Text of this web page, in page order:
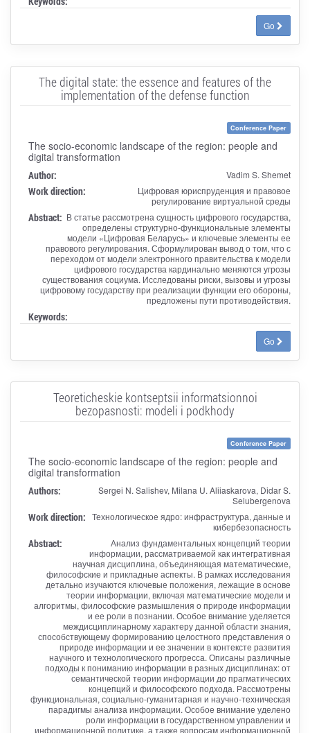
Go
The digital state: the essence and features of the
implementation of the defense function
Conference Paper
The socio-economic landscape of the region: people and
digital transformation
Author: Vadim S. Shemet
Work direction:
Цифровая юриспруденция и правовое
регулирование виртуальной среды
Abstract: В статье рассмотрена сущность цифрового государства,
определены структурно-функциональные элементы
модели «Цифровая Беларусь» и ключевые элементы ее
правового регулирования. Сформулирован вывод о том, что с
переходом от модели электронного правительства к модели
цифрового государства кардинально меняются угрозы
существования социума. Исследованы риски, вызовы и угрозы
цифровому государству при реализации функции его обороны,
предложены пути противодействия.
Keywords:
Go
Teoreticheskie kontseptsii informatsionnoi
bezopasnosti: modeli i podkhody
Conference Paper
The socio-economic landscape of the region: people and
digital transformation
Authors:
Sergei N. Salishev, Milana U. Aliiaskarova, Didar S.
Seiubergenova
Work direction: Технологическое ядро: инфраструктура, данные и
кибербезопасность
Abstract:
Анализ фундаментальных концепций теории
информации, рассматриваемой как интегративная
научная дисциплина, объединяющая математические,
философские и прикладные аспекты. В рамках исследования
детально изучаются ключевые положения, лежащие в основе
теории информации, включая математические модели и
алгоритмы, философские размышления о природе информации
и ее роли в познании. Особое внимание уделяется
междисциплинарному характеру данной области знания,
способствующему формированию целостного представления о
природе информации и ее значении в контексте развития
научного и технологического прогресса. Описаны различные
подходы к пониманию информации в разных дисциплинах: от
семантической теории информации до прагматических
концепций и философского подхода. Рассмотрены
функциональная, социально-гуманитарная и научно-техническая
парадигмы анализа информации. Особое внимание уделено
роли информации в государственном управлении и
информационной политике, а также вопросам информационной